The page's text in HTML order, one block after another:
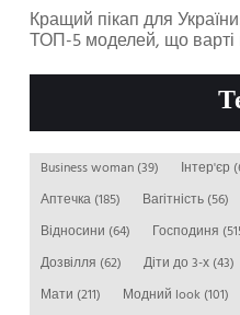
Кращий пікап для
ТОП-5 моделей, що варті
Business woman (39) Інтер'єр
Аптечка (185) Вагітність (56)
Відносини (64) Господиня
Дозвілля (62) Діти до 3-х (43)
Мати (211) Модний look (101)